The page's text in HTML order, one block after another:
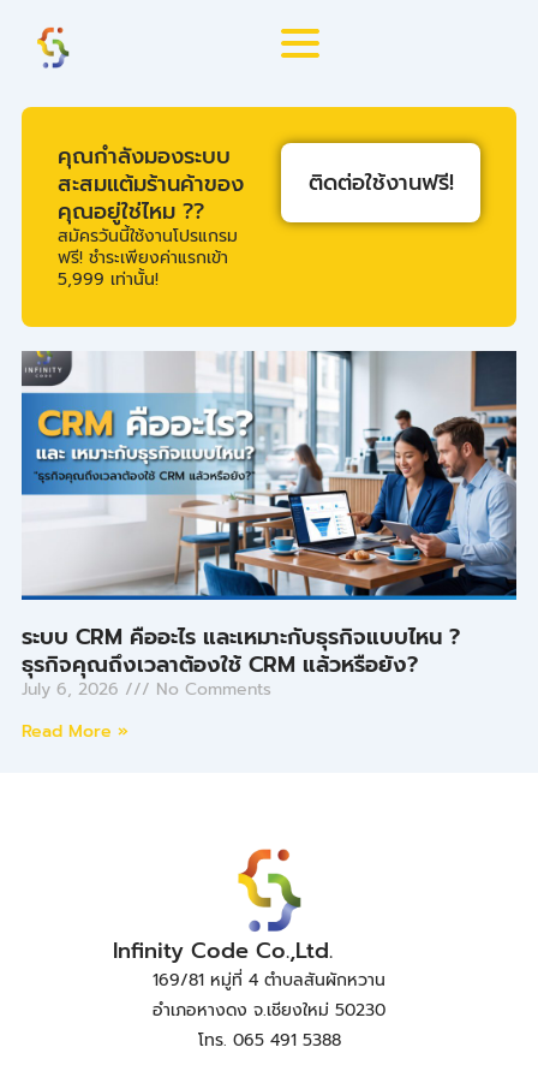
content
คุณกำลังมองระบบ
สะสมแต้มร้านค้าของ
คุณอยู่ใช่ไหม ??
สมัครวันนี้ใช้งานโปรแกรม
ฟรี! ชำระเพียงค่าแรกเข้า
5,999 เท่านั้น!
ติดต่อใช้งานฟรี!
ระบบ CRM คืออะไร และเหมาะกับธุรกิจแบบไหน ?
ธุรกิจคุณถึงเวลาต้องใช้ CRM แล้วหรือยัง?
July 6, 2026
No Comments
Read More »
Infinity Code Co.,Ltd.
169/81 หมู่ที่ 4 ตำบลสันผักหวาน
อำเภอหางดง จ.เชียงใหม่ 50230
โทร. 065 491 5388